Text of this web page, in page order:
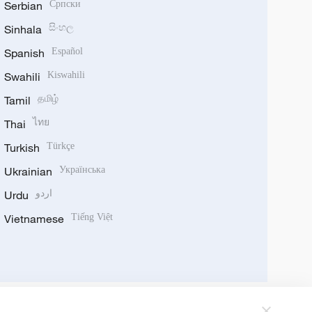
Serbian Српски
Sinhala සිංහල
Spanish Español
Swahili Kiswahili
Tamil தமிழ்
Thai ไทย
Turkish Türkçe
Ukrainian Українська
Urdu اردو
Vietnamese Tiếng Việt